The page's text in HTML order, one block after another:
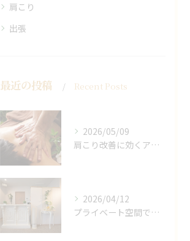
肩こり
出張
最近の投稿 Recent Posts
2026/05/09
肩こり改善に効くアロマリンパの手技と効果
2026/04/12
プライベート空間で極上アロマリンパケアの効果